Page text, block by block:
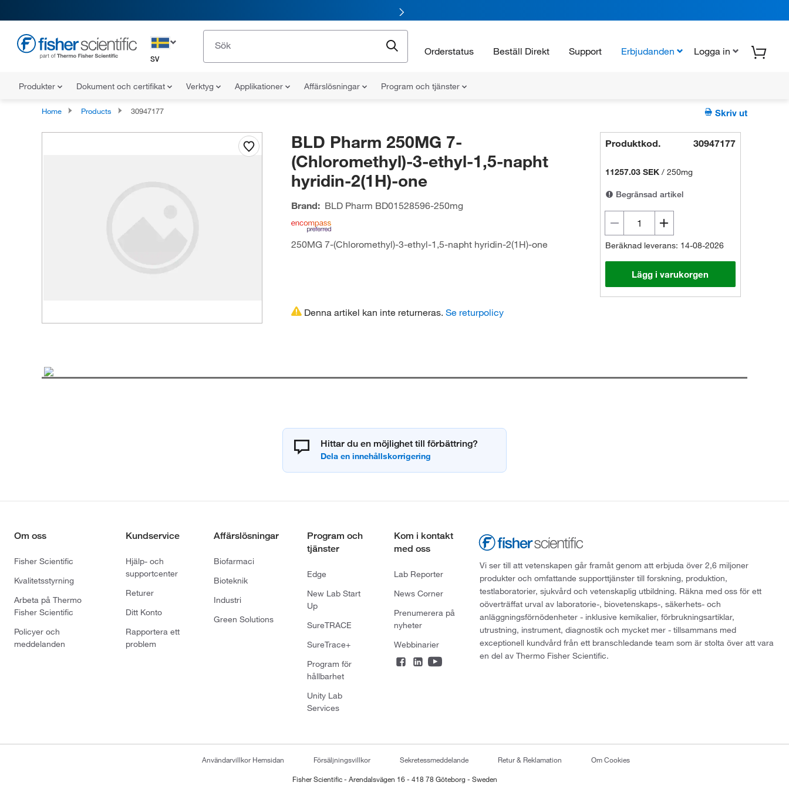
SV
Orderstatus Beställ Direkt Support Erbjudanden Logga in
Produkter Dokument och certifikat Verktyg Applikationer Affärslösningar Program och tjänster
Home Products 30947177 Skriv ut
BLD Pharm 250MG 7-
(Chloromethyl)-3-ethyl-1,5-napht
hyridin-2(1H)-one
Brand: BLD Pharm BD01528596-250mg
250MG 7-(Chloromethyl)-3-ethyl-1,5-napht hyridin-2(1H)-one
Produktkod. 30947177
11257.03 SEK /250mg
Begränsad artikel
Beräknad leverans: 14-08-2026
Lägg i varukorgen
Denna artikel kan inte returneras. Se returpolicy
Hittar du en möjlighet till förbättring?
Om oss
Fisher Scientific
Kvalitetsstyrning
Arbeta på Thermo
Fisher Scientific
Policyer och
meddelanden
Kundservice
Hjälp- och
supportcenter
Returer
Ditt Konto
Rapportera ett
problem
Affärslösningar
Biofarmaci
Bioteknik
Industri
Green Solutions
Program och
tjänster
Edge
New Lab Start
Up
SureTRACE
SureTrace+
Program för
hållbarhet
Unity Lab
Services
Kom i kontakt
med oss
Lab Reporter
News Corner
Prenumerera på
nyheter
Webbinarier
Vi ser till att vetenskapen går framåt genom att erbjuda över 2,6 miljoner
produkter och omfattande supporttjänster till forskning, produktion,
testlaboratorier, sjukvård och vetenskaplig utbildning. Räkna med oss för ett
oöverträffat urval av laboratorie-, biovetenskaps-, säkerhets- och
anläggningsförnödenheter - inklusive kemikalier, förbrukningsartiklar,
utrustning, instrument, diagnostik och mycket mer - tillsammans med
exceptionell kundvård från ett branschledande team som är stolta över att vara
en del av Thermo Fisher Scientific.
Användarvillkor Hemsidan Försäljningsvillkor Sekretessmeddelande Retur & Reklamation Om Cookies
Fisher Scientific - Arendalsvägen 16 - 418 78 Göteborg - Sweden